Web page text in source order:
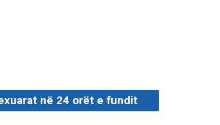
në 24 orët e fundit